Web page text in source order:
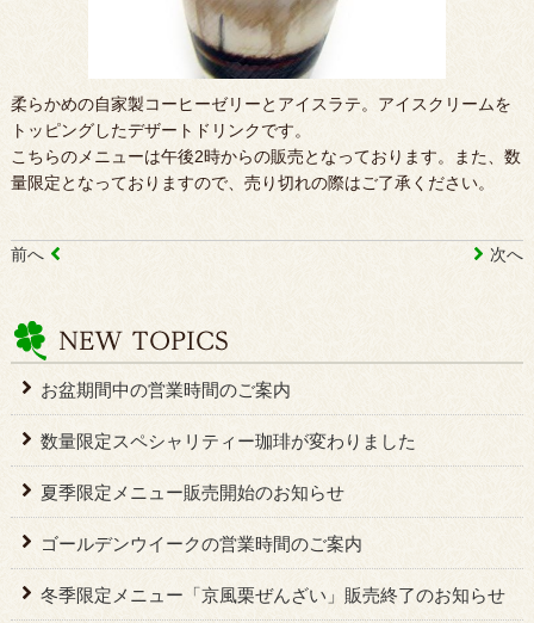
柔らかめの自家製コーヒーゼリーとアイスラテ。アイスクリームを
トッピングしたデザートドリンクです。
こちらのメニューは午後2時からの販売となっております。また、数
量限定となっておりますので、売り切れの際はご了承ください。
前へ 次へ
お盆期間中の営業時間のご案内
数量限定スペシャリティー珈琲が変わりました
夏季限定メニュー販売開始のお知らせ
ゴールデンウイークの営業時間のご案内
冬季限定メニュー「京風栗ぜんざい」販売終了のお知らせ